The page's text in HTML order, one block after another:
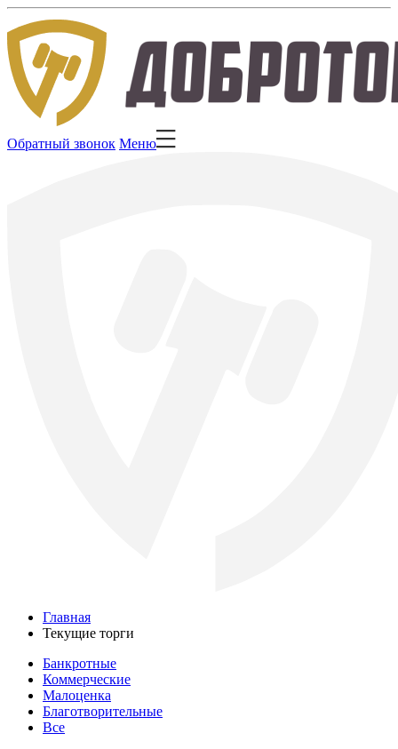
Обратный звонок Меню
Главная
Текущие торги
Банкротные
Коммерческие
Малоценка
Благотворительные
Все